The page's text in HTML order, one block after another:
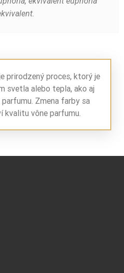
prirodzený proces, ktorý je
svetla alebo tepla, ako aj
Zmena farby sa
kvalitu vône parfumu.